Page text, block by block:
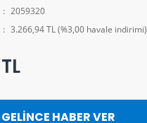
2059320
3.266,94 TL (%3,00 havale indirimi)
GELİNCE HABER VER